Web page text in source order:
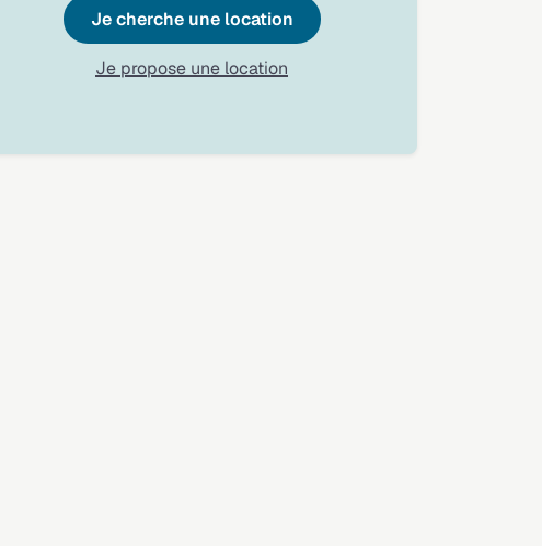
Je cherche une location
Je propose une location